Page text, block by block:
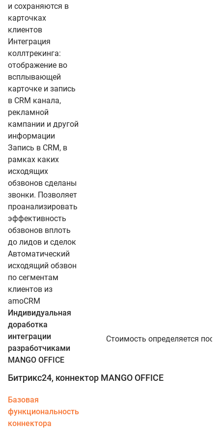
и сохраняются в
карточках
клиентов
Интеграция
коллтрекинга:
отображение во
всплывающей
карточке и запись
в CRM канала,
рекламной
кампании и другой
информации
Запись в CRM, в
рамках каких
исходящих
обзвонов сделаны
звонки. Позволяет
проанализировать
эффективность
обзвонов вплоть
до лидов и сделок
Автоматический
исходящий обзвон
по сегментам
клиентов из
amoCRM
Индивидуальная
доработка
интеграции
разработчиками
MANGO OFFICE
Стоимость определяется
Битрикс24, коннектор MANGO OFFICE
Базовая
функциональность
коннектора